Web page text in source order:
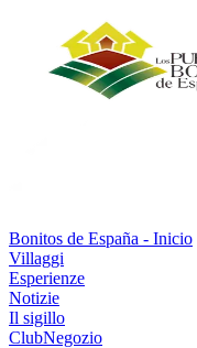
Bonitos de España - Inicio
Villaggi
Esperienze
Notizie
Il sigillo
ClubNegozio